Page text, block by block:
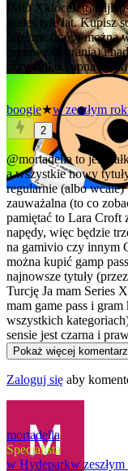
IMO Xklocek to
grałeś tyle lat. Kupisz
50zł/mc (który
przerwę of grania) i
przypadku kupna
boogie★w zeszłym
2
@mortadella to jest
a wszystkie nowy
regularnie (albo wcale)
zauważalna (to co
pamiętać to Lara Croft
napędy, więc będzie
na gamivio czy innym
można kupić gamp
najnowsze tytuły
Turcję Ja mam Series
mam game pass i
wszystkich
sensie jest czarna i
Pokaż więcej
Zaloguj się aby
mortadella
Specjalista
w Hydeparkw